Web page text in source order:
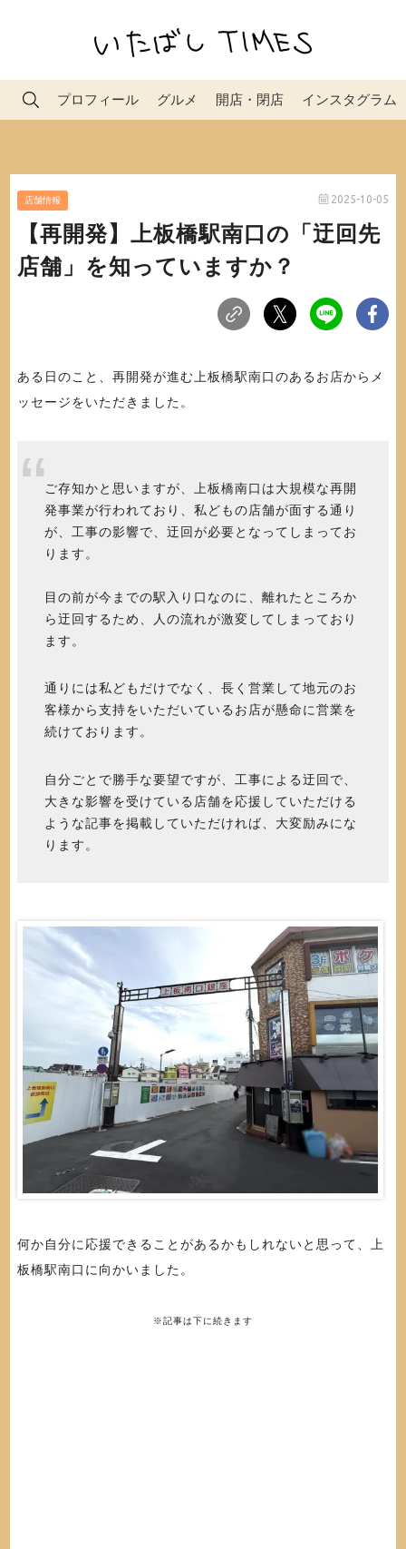
プロフィール グルメ 開店・閉店 インスタグラム
店舗情報 2025-10-05
【再開発】上板橋駅南口の「迂回先
店舗」を知っていますか？
ある日のこと、再開発が進む上板橋駅南口のあるお店からメ
ッセージをいただきました。
ご存知かと思いますが、上板橋南口は大規模な再開
発事業が行われており、私どもの店舗が面する通り
が、工事の影響で、迂回が必要となってしまってお
ります。
目の前が今までの駅入り口なのに、離れたところか
ら迂回するため、人の流れが激変してしまっており
ます。
通りには私どもだけでなく、長く営業して地元のお
客様から支持をいただいているお店が懸命に営業を
続けております。
自分ごとで勝手な要望ですが、工事による迂回で、
大きな影響を受けている店舗を応援していただける
ような記事を掲載していただければ、大変励みにな
ります。
何か自分に応援できることがあるかもしれないと思って、上
板橋駅南口に向かいました。
※記事は下に続きます